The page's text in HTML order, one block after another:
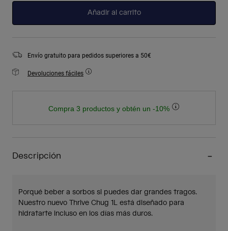
Añadir al carrito
Envío gratuito para pedidos superiores a 50€
Devoluciones fáciles
Compra 3 productos y obtén un -10%
Descripción
Porqué beber a sorbos si puedes dar grandes tragos.
Nuestro nuevo Thrive Chug 1L está diseñado para
hidratarte incluso en los días más duros.